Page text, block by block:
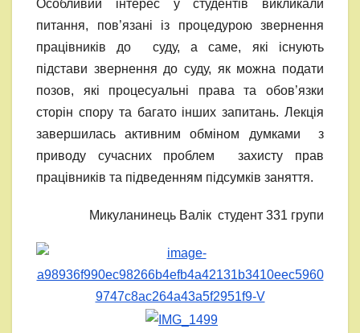
Особливий інтерес у студентів викликали
питання, пов’язані із процедурою звернення
працівників до суду, а саме, які існують
підстави звернення до суду, як можна подати
позов, які процесуальні права та обов’язки
сторін спору та багато інших запитань. Лекція
завершилась активним обміном думками з
приводу сучасних проблем захисту прав
працівників та підведенням підсумків заняття.
Микуланинець Валік студент 331 групи